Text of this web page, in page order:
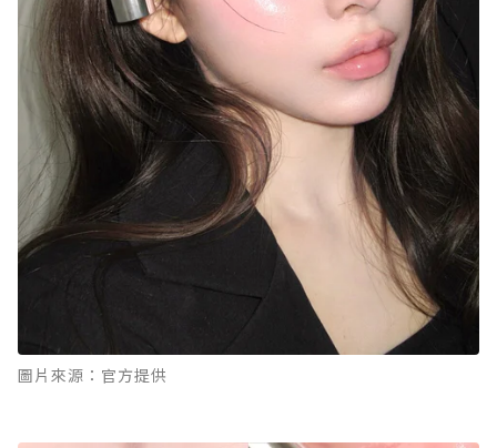
圖片來源：官方提供